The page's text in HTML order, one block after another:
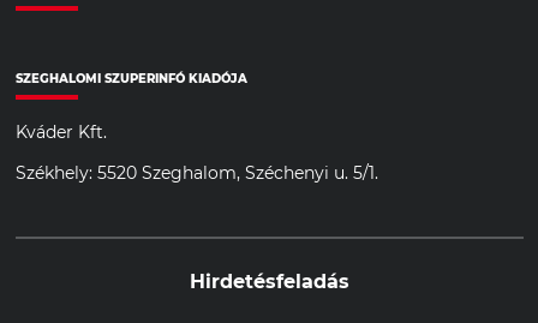
SZEGHALOMI SZUPERINFÓ KIADÓJA
Kváder Kft.
Székhely: 5520 Szeghalom, Széchenyi u. 5/1.
Hirdetésfeladás